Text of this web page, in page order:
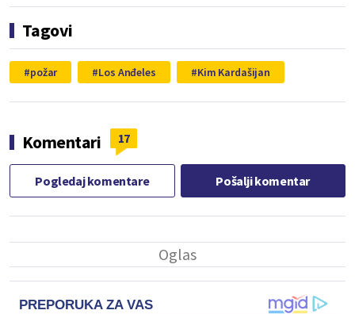
Tagovi
požar Los Anđeles Kim Kardašijan
Komentari 17
Pogledaj komentare Pošalji komentar
PREPORUKA ZA VAS